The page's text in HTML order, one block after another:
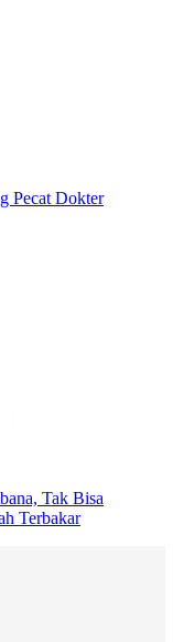
Pecat Dokter
Tak Bisa
Terbakar